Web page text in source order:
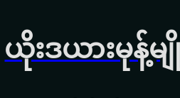
ယိုးဒယားမုန့်